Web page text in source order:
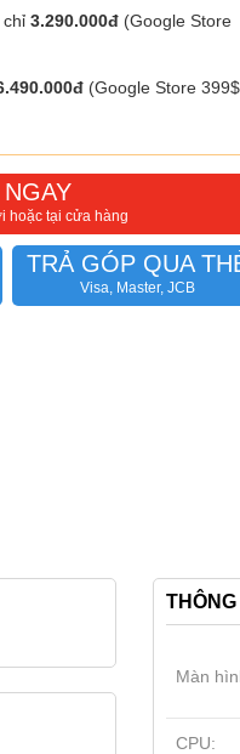
chỉ 3.290.000đ (Google Store
(Google Store 399$
hoặc tại cửa hàng
TRẢ GÓP QUA
Visa, Master, JCB
Màn
CPU: